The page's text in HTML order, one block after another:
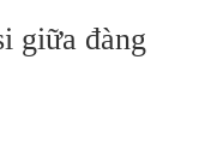
giữa đàng